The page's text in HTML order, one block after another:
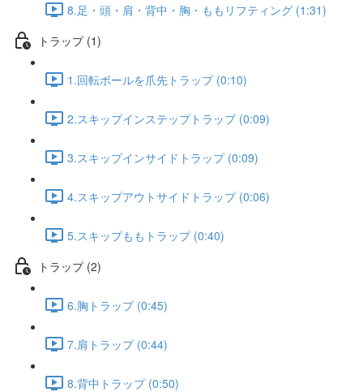
8.足・頭・肩・背中・胸・ももリフティング (1:31)
トラップ (1)
1.回転ボールを爪先トラップ (0:10)
2.スキップインステップトラップ (0:09)
3.スキップインサイドトラップ (0:09)
4.スキップアウトサイドトラップ (0:06)
5.スキップももトラップ (0:40)
トラップ (2)
6.胸トラップ (0:45)
7.肩トラップ (0:44)
8.背中トラップ (0:50)